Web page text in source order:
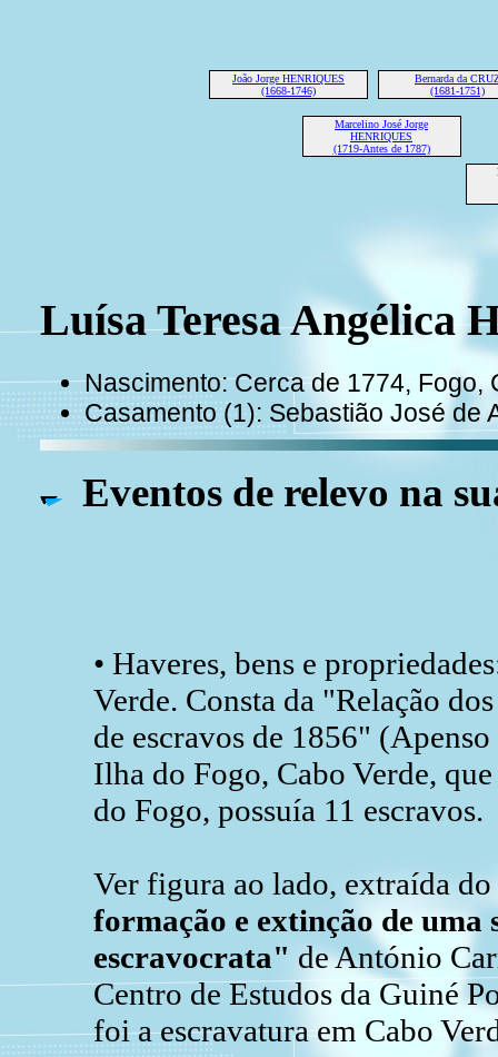
João Jorge HENRIQUES
(1668-1746)
Bernarda da
(1681-1751)
Marcelino José Jorge
HENRIQUES
(1719-Antes de 1787)
Luísa Teresa Angélica
Nascimento: Cerca de 1774, Fogo,
Casamento (1): Sebastião José de
Eventos de relevo na
• Haveres, bens e
Verde. Consta da "Relação
de escravos de 1856"
Ilha do Fogo, Cabo Verde,
do Fogo, possuía 11 escravos.
Ver figura ao lado, extraída
formação e extinção de uma
escravocrata" de António
Centro de Estudos da Guiné
foi a escravatura em Cabo